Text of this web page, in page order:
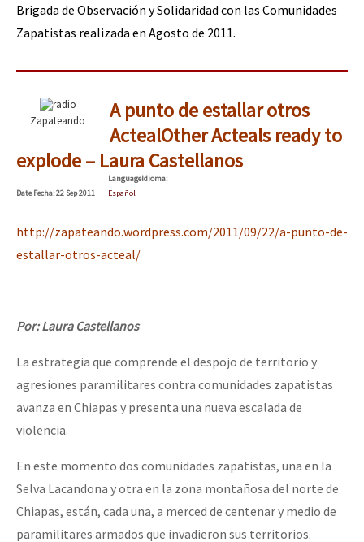
Brigada de Observación y Solidaridad con las Comunidades
Zapatistas realizada en Agosto de 2011.
Zapateando
A punto de estallar otros
ActealOther Acteals ready to
explode – Laura Castellanos
DateFecha: 22 Sep 2011
LanguageIdioma:
Español
http://zapateando.wordpress.com/2011/09/22/a-punto-de-
estallar-otros-acteal/
Por: Laura Castellanos
La estrategia que comprende el despojo de territorio y
agresiones paramilitares contra comunidades zapatistas
avanza en Chiapas y presenta una nueva escalada de
violencia.
En este momento dos comunidades zapatistas, una en la
Selva Lacandona y otra en la zona montañosa del norte de
Chiapas, están, cada una, a merced de centenar y medio de
paramilitares armados que invadieron sus territorios.